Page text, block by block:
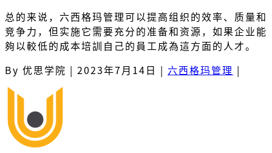
总的来说，六西格玛管理可以提高组织的效率、质量和
竞争力，但实施它需要充分的准备和资源，如果企业能
夠以較低的成本培訓自己的員工成為這方面的人才。
By 优思学院 | 2023年7月14日 | 六西格玛管理 |